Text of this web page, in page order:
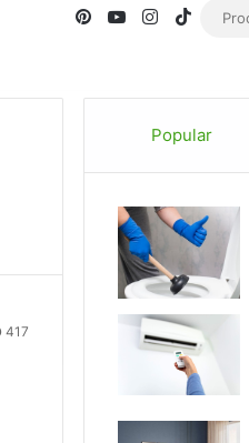
PinterestYouTubeInstagram
TikTok
417
Popular